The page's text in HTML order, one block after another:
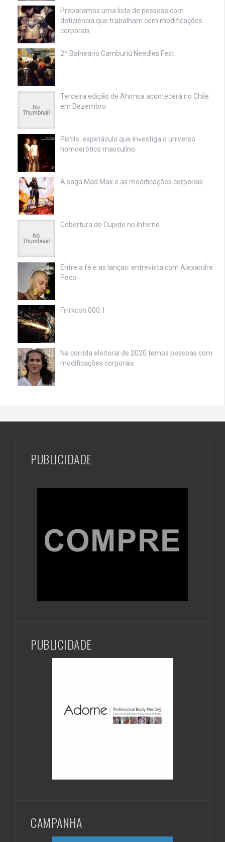
Preparamos uma lista de pessoas com
deficiência que trabalham com modificações
corporais
2º Balneário Camburiú Needles Fest
Terceira edição de Ahimsa acontecerá no Chile
em Dezembro
Pistilo: espetáculo que investiga o universo
homoerótico masculino
A saga Mad Max e as modificações corporais
Cobertura do Cupido no Inferno
Entre a fé e as lanças: entrevista com Alexandre
Peco
Frrrkcon 000.1
Na corrida eleitoral de 2020 temos pessoas com
modificações corporais
PUBLICIDADE
PUBLICIDADE
CAMPANHA